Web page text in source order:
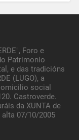
Foro e
Patrimonio
e das tradicións
(LUGO), a
social
Castroverde.
da XUNTA de
alta 07/10/2005